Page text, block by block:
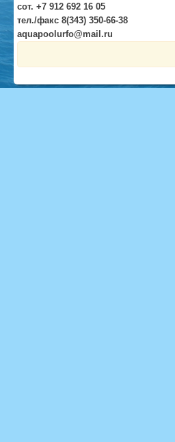
сот. +7 912 692 16 05
тел./факс 8(343) 350-66-38
aquapoolurfo@mail.ru